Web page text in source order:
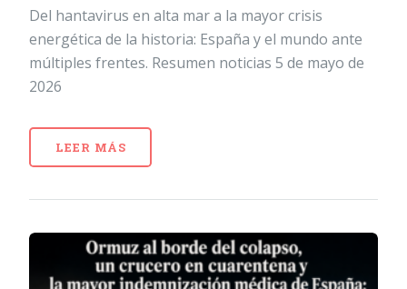
Del hantavirus en alta mar a la mayor crisis
energética de la historia: España y el mundo ante
múltiples frentes. Resumen noticias 5 de mayo de
2026
LEER MÁS